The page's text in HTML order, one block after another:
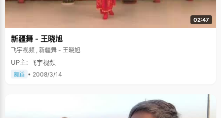
02:47
新疆舞 - 王晓旭
飞宇视频 , 新疆舞 - 王晓旭
UP主: 飞宇视频
舞蹈 • 2008/3/14